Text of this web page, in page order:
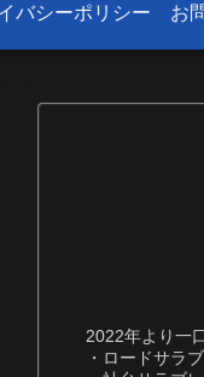
バシーポリシー お
2022年より一
・ロードサラ